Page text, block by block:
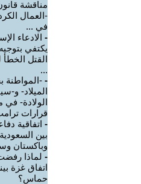
مناقشة
-العمال
في ...
- الادعاء
يكتفي
القتل الخطأ
...
- -المواطنة
الميلاد- و-
الولادة-
قرارات
- اتفاقية
بين
وباكستان
- لماذا
اتفاق غزة
حماس؟